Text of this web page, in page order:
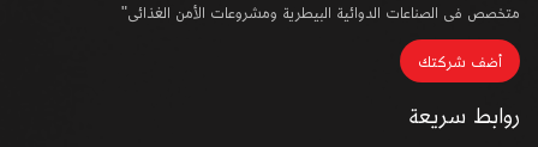
متخصص فى الصناعات الدوائية البيطرية ومشروعات الأمن الغذائى"
أضف شركتك
روابط سريعة